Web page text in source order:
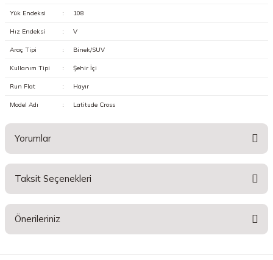
Yük Endeksi : 108
Hız Endeksi : V
Araç Tipi : Binek/SUV
Kullanım Tipi : Şehir İçi
Run Flat : Hayır
Model Adı : Latitude Cross
Yorumlar
Taksit Seçenekleri
Önerileriniz